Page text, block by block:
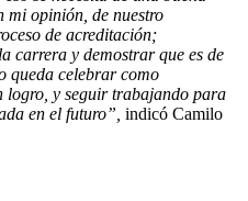
mi opinión, de nuestro
de acreditación;
carrera y demostrar que es de
queda celebrar como
logro, y seguir trabajando para
en el futuro”, indicó Camilo